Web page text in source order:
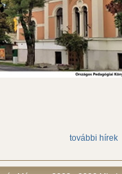
további hírek